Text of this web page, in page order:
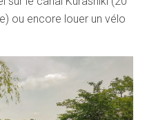
ou encore louer un vélo